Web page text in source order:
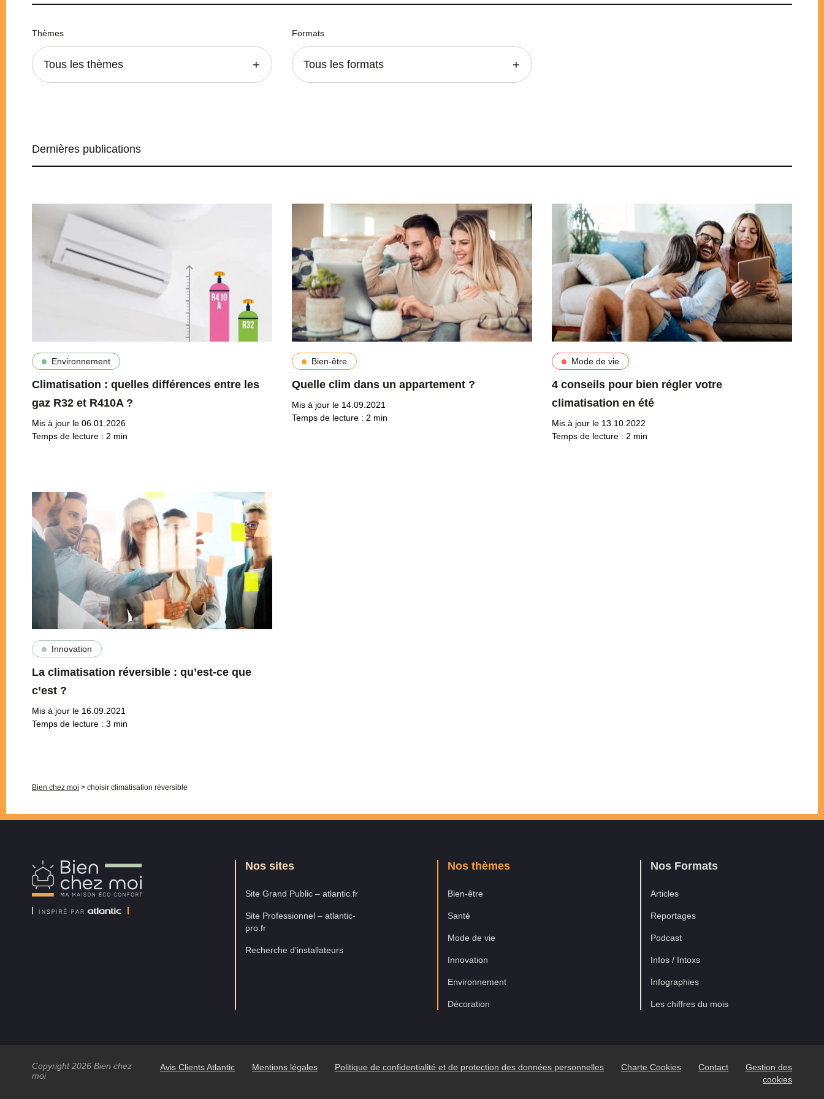
Thèmes
Tous les thèmes
Formats
Tous les formats
Dernières publications
Environnement
Climatisation : quelles différences entre les
gaz R32 et R410A ?
Mis à jour le 06.01.2026
Temps de lecture : 2 min
Bien-être
Quelle clim dans un appartement ?
Mis à jour le 14.09.2021
Temps de lecture : 2 min
Mode de vie
4 conseils pour bien régler votre
climatisation en été
Mis à jour le 13.10.2022
Temps de lecture : 2 min
Innovation
La climatisation réversible : qu’est-ce que
c’est ?
Mis à jour le 16.09.2021
Temps de lecture : 3 min
Bien chez moi > choisir climatisation réversible
Chez
Nos sites
Site Grand Public – atlantic.fr
Site Professionnel – atlantic-
pro.fr
Recherche d’installateurs
Nos thèmes
Bien-être
Santé
Mode de vie
Innovation
Environnement
Décoration
Nos Formats
Articles
Reportages
Podcast
Infos / Intoxs
Infographies
Les chiffres du mois
Copyright 2026 Bien chez
moi
Avis Clients Atlantic Mentions légales Politique de confidentialité et de protection des données personnelles Charte Cookies Contact
Gestion des
cookies